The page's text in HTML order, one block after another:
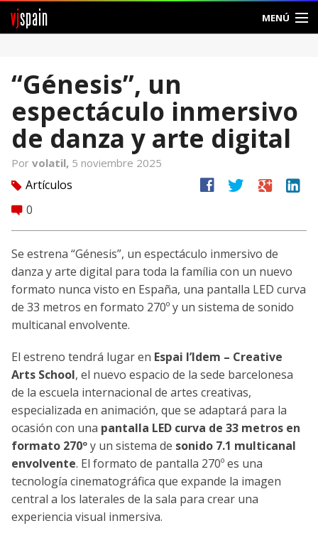
vjspain MENÚ
Foros
Noticias
Ayuda
Entrar
Crear Cuenta
“Génesis”, un
espectáculo inmersivo
de danza y arte digital
Por volatil, 5 noviembre 2025
tag Artículos
comment 0
facebook twitter google linkedin
Se estrena “Génesis”, un espectáculo inmersivo de
danza y arte digital para toda la família con un nuevo
formato nunca visto en España, una pantalla LED curva
de 33 metros en formato 270º y un sistema de sonido
multicanal envolvente.
El estreno tendrá lugar en Espai l’Idem – Creative
Arts School, el nuevo espacio de la sede barcelonesa
de la escuela internacional de artes creativas,
especializada en animación, que se adaptará para la
ocasión con una pantalla LED curva de 33 metros en
formato 270ºy un sistema de sonido 7.1 multicanal
envolvente. El formato de pantalla 270º es una
tecnología cinematográfica que expande la imagen
central a los laterales de la sala para crear una
experiencia visual inmersiva.